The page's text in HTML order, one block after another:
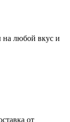
на любой вкус и
от